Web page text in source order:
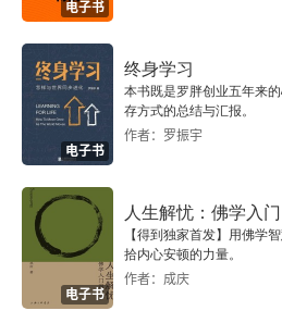
第24章 走动式管理：走出公司
第25章 企业文化:绝非鸡肋
第26章 不断降低成本:长期策略
第27章 非营利组织带给企业
第28章 非营利组织治理:成功教
中，用经济学术语来说，资
素。在知识与服务领域中，
中欧各国，人们希望获得政
他们认为只有市场经济才能
是，他们现在还不知道的是
道）—— 在市场经济里，没有
“利润和亏损”；没有单纯的 “
回报”；并且，自由也不是完
电子书
电子书
终身学习
本书既是罗胖创业五年来
存方式的总结与汇报。
作者：罗振宇
电子书
人生解忧：佛学入
【得到独家首发】用佛学
拾内心安顿的力量。
作者：成庆